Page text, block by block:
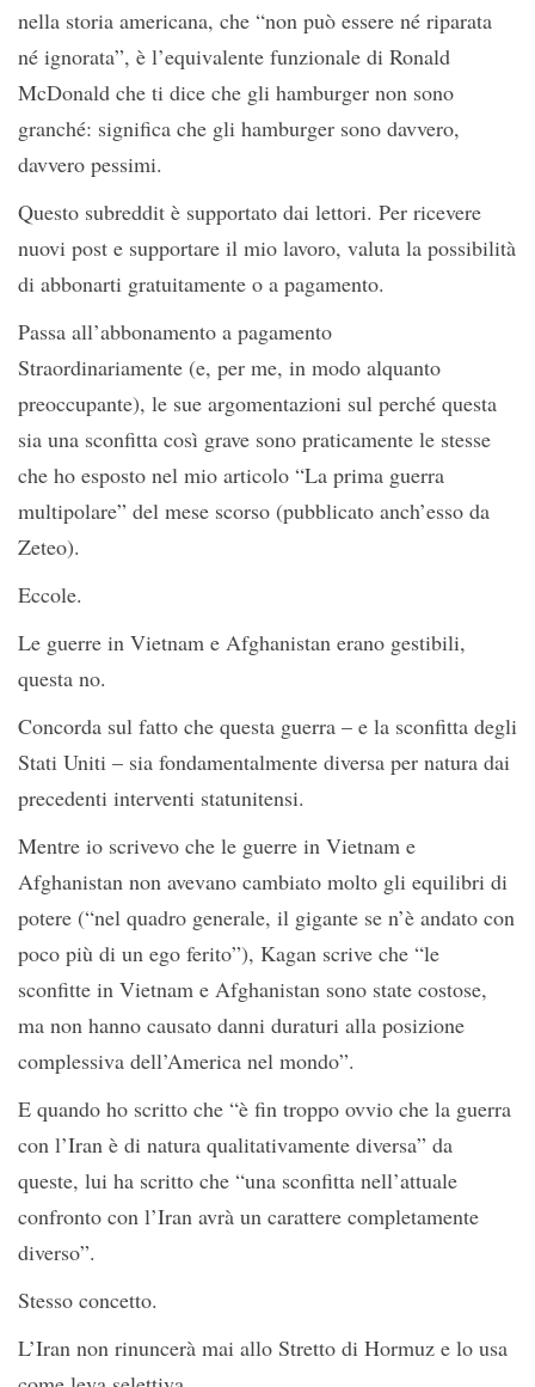
nella storia americana, che “non può essere né riparata
né ignorata”, è l’equivalente funzionale di Ronald
McDonald che ti dice che gli hamburger non sono
granché: significa che gli hamburger sono davvero,
davvero pessimi.
Questo subreddit è supportato dai lettori. Per ricevere
nuovi post e supportare il mio lavoro, valuta la possibilità
di abbonarti gratuitamente o a pagamento.
Passa all’abbonamento a pagamento
Straordinariamente (e, per me, in modo alquanto
preoccupante), le sue argomentazioni sul perché questa
sia una sconfitta così grave sono praticamente le stesse
che ho esposto nel mio articolo “La prima guerra
multipolare” del mese scorso (pubblicato anch’esso da
Zeteo).
Eccole.
Le guerre in Vietnam e Afghanistan erano gestibili,
questa no.
Concorda sul fatto che questa guerra – e la sconfitta degli
Stati Uniti – sia fondamentalmente diversa per natura dai
precedenti interventi statunitensi.
Mentre io scrivevo che le guerre in Vietnam e
Afghanistan non avevano cambiato molto gli equilibri di
potere (“nel quadro generale, il gigante se n’è andato con
poco più di un ego ferito”), Kagan scrive che “le
sconfitte in Vietnam e Afghanistan sono state costose,
ma non hanno causato danni duraturi alla posizione
complessiva dell’America nel mondo”.
E quando ho scritto che “è fin troppo ovvio che la guerra
con l’Iran è di natura qualitativamente diversa” da
queste, lui ha scritto che “una sconfitta nell’attuale
confronto con l’Iran avrà un carattere completamente
diverso”.
Stesso concetto.
L’Iran non rinuncerà mai allo Stretto di Hormuz e lo usa